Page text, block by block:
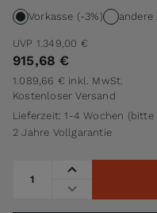
Vorkasse (-3%) andere
UVP 1.349,00 €
915,68 €
1.089,66 € inkl. MwSt.
Kostenloser Versand
Lieferzeit: 1-4 Wochen (bitte
2 Jahre Vollgarantie